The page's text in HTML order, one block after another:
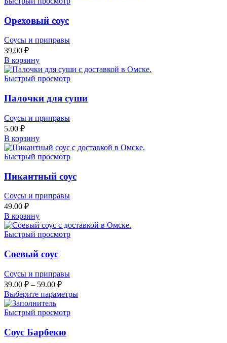
Ореховый соус
Соусы и приправы
39.00 ₽
В корзину
Быстрый просмотр
Палочки для суши
Соусы и приправы
5.00 ₽
В корзину
Быстрый просмотр
Пикантный соус
Соусы и приправы
49.00 ₽
В корзину
Быстрый просмотр
Соевый соус
Соусы и приправы
39.00 ₽ – 59.00 ₽
Выберите параметры
Быстрый просмотр
Соус Барбекю